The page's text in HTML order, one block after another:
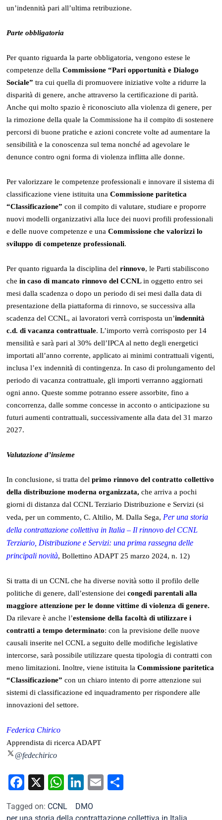
un’indennità pari all’ultima retribuzione.
Parte obbligatoria
Per quanto riguarda la parte obbligatoria, vengono estese le
competenze dellaCommissione “Pari opportunità e Dialogo
Sociale”tra cui quella di promuovere iniziative volte a ridurre la
disparità di genere, anche attraverso la certificazione di parità.
Anche qui molto spazio è riconosciuto alla violenza di genere, per
la rimozione della quale la Commissione ha il compito di sostenere
percorsi di buone pratiche e azioni concrete volte ad aumentare la
sensibilità e la conoscenza sul tema nonché ad agevolare le
denunce contro ogni forma di violenza inflitta alle donne.
Per valorizzare le competenze professionali e innovare il sistema di
classificazione viene istituita unaCommissione paritetica
“Classificazione” con il compito di valutare, studiare e proporre
nuovi modelli organizzativi alla luce dei nuovi profili professionali
e delle nuove competenze e unaCommissione che valorizzi lo
sviluppo di competenze professionali.
Per quanto riguarda la disciplina delrinnovo, le Parti stabiliscono
chein caso di mancato rinnovo del CCNLin oggetto entro sei
mesi dalla scadenza o dopo un periodo di sei mesi dalla data di
presentazione della piattaforma di rinnovo, se successiva alla
scadenza del CCNL, ai lavoratori verrà corrisposta un’indennità
c.d. di vacanza contrattuale. L’importo verrà corrisposto per 14
mensilità e sarà pari al 30% dell’IPCA al netto degli energetici
importati all’anno corrente, applicato ai minimi contrattuali vigenti,
inclusa l’ex indennità di contingenza. In caso di prolungamento del
periodo di vacanza contrattuale, gli importi verranno aggiornati
ogni anno. Queste somme potranno essere assorbite, fino a
concorrenza, dalle somme concesse in acconto o anticipazione su
futuri aumenti contrattuali, successivamente alla data del 31 marzo
2027.
Valutazione d’insieme
In conclusione, si tratta delprimo rinnovo del contratto collettivo
della distribuzione moderna organizzata,che arriva a pochi
giorni di distanza dal CCNL Terziario Distribuzione e Servizi (si
veda, per un commento, C. Altilio, M. Dalla Sega, Per una storia
della contrattazione collettiva in Italia – Il rinnovo del CCNL
Terziario, Distribuzione e Servizi: una prima rassegna delle
principali novità, Bollettino ADAPT 25 marzo 2024, n. 12)
Si tratta di un CCNL che ha diverse novità sotto il profilo delle
politiche di genere, dall’estensione deicongedi parentali alla
maggiore attenzione per le donne vittime di violenza di genere.
Da rilevare è anche l’estensione della facoltà di utilizzare i
contratti a tempo determinato: con la previsione delle nuove
causali inserite nel CCNL a seguito delle modifiche legislative
intercorse, sarà possibile utilizzare questa tipologia di contratti con
meno limitazioni. Inoltre, viene istituita laCommissione paritetica
“Classificazione” con un chiaro intento di porre attenzione sui
sistemi di classificazione ed inquadramento per rispondere alle
innovazioni del settore.
Federica Chirico
Apprendista di ricerca ADAPT
@fedechirico
Facebook
X WhatsApp
LinkedIn
Email
Tagged on: CCNL
DMO